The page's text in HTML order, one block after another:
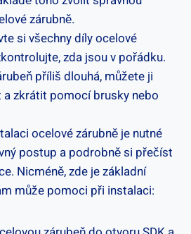
zárubně.
si všechny díly ocelové
zda jsou v pořádku.
příliš dlouhá, můžete ji
zkrátit pomocí brusky nebo
ocelové zárubně je nutné
postup a podrobně si přečíst
Nicméně, zde je základní
může pomoci při instalaci: